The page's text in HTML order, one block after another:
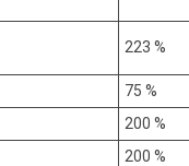
223 %
75 %
200 %
200 %